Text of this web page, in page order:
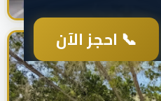
📞 احجز الآن